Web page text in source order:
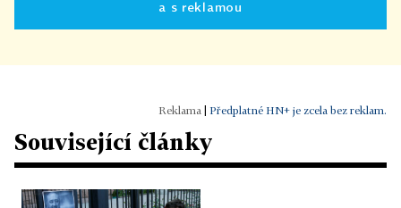
a s reklamou
Předplatné HN+ je zcela bez reklam.
Související články